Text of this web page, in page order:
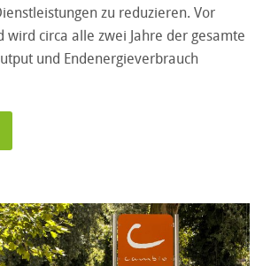
zu reduzieren. Vor
wird circa alle zwei Jahre der gesamte
und Endenergieverbrauch